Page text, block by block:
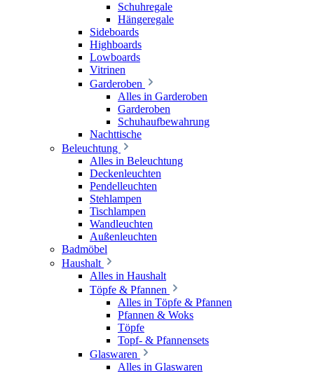
Schuhregale
Hängeregale
Sideboards
Highboards
Lowboards
Vitrinen
Garderoben
Alles in Garderoben
Garderoben
Schuhaufbewahrung
Nachttische
Beleuchtung
Alles in Beleuchtung
Deckenleuchten
Pendelleuchten
Stehlampen
Tischlampen
Wandleuchten
Außenleuchten
Badmöbel
Haushalt
Alles in Haushalt
Töpfe & Pfannen
Alles in Töpfe & Pfannen
Pfannen & Woks
Töpfe
Topf- & Pfannensets
Glaswaren
Alles in Glaswaren